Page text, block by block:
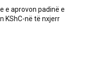
e aprovon padinë e
KShC-në të nxjerr